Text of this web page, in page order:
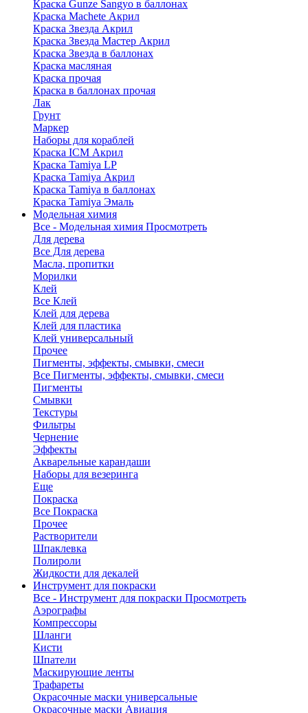
Краска Gunze Sangyo в баллонах
Краска Machete Акрил
Краска Звезда Акрил
Краска Звезда Мастер Акрил
Краска Звезда в баллонах
Краска масляная
Краска прочая
Краска в баллонах прочая
Лак
Грунт
Маркер
Наборы для кораблей
Краска ICM Акрил
Краска Tamiya LP
Краска Tamiya Акрил
Краска Tamiya в баллонах
Краска Tamiya Эмаль
Модельная химия
Все - Модельная химия Просмотреть
Для дерева
Все Для дерева
Масла, пропитки
Морилки
Клей
Все Клей
Клей для дерева
Клей для пластика
Клей универсальный
Прочее
Пигменты, эффекты, смывки, смеси
Все Пигменты, эффекты, смывки, смеси
Пигменты
Смывки
Текстуры
Фильтры
Чернение
Эффекты
Акварельные карандаши
Наборы для везеринга
Еще
Покраска
Все Покраска
Прочее
Растворители
Шпаклевка
Полироли
Жидкости для декалей
Инструмент для покраски
Все - Инструмент для покраски Просмотреть
Аэрографы
Компрессоры
Шланги
Кисти
Шпатели
Маскирующие ленты
Трафареты
Окрасочные маски универсальные
Окрасочные маски Авиация